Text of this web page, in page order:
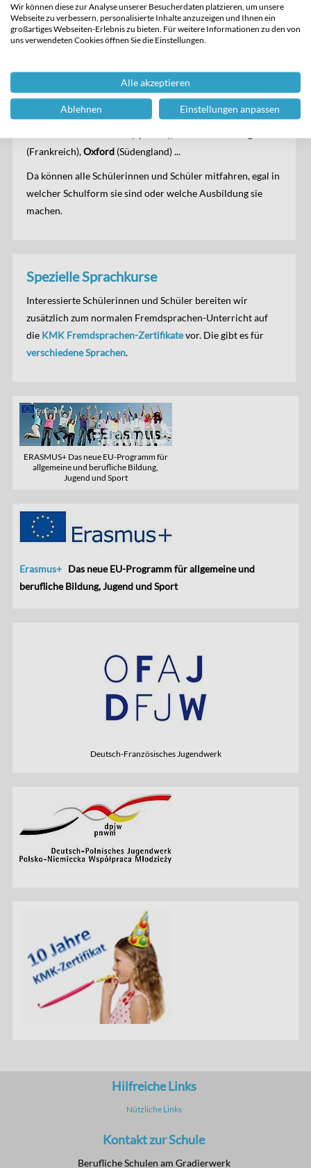
unserer Fremdsprachen-AssistentInnen.
Studien- und Begegnungsfahrten
Wir organisieren regelmäßigStudien- und
Begegnungsfahrtenin sehr schöne Regionen Europas:
(Frankreich),Oxford(Südengland) ...
Da können alle Schülerinnen und Schüler mitfahren, egal in
welcher Schulform sie sind oder welche Ausbildung sie
machen.
Spezielle Sprachkurse
Interessierte Schülerinnen und Schüler bereiten wir
zusätzlich zum normalen Fremdsprachen-Unterricht auf
die KMK Fremdsprachen-Zertifikatevor. Die gibt es für
verschiedene Sprachen.
ERASMUS+ Das neue EU-Programm für
allgemeine und berufliche Bildung,
Jugend und Sport
Erasmus+Das neue EU-Programm für allgemeine und
berufliche Bildung, Jugend und Sport
Deutsch-Französisches Jugendwerk
Hilfreiche Links
Nützliche Links
Kontakt zur Schule
Berufliche Schulen am Gradierwerk
Wir können diese zur Analyse unserer Besucherdaten platzieren, um unsere
Webseite zu verbessern, personalisierte Inhalte anzuzeigen und Ihnen ein
großartiges Webseiten-Erlebnis zu bieten. Für weitere Informationen zu den von
uns verwendeten Cookies öffnen Sie die Einstellungen.
Alle akzeptieren
Ablehnen Einstellungen anpassen